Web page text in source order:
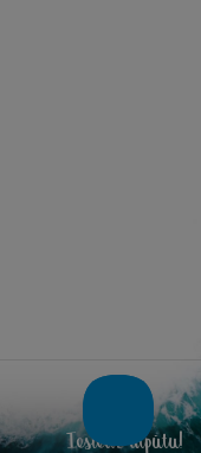
Ieslēdz atpūtu!